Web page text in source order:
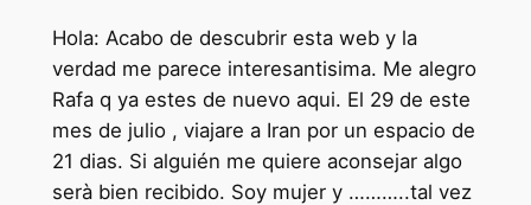
Hola: Acabo de descubrir esta web y la
verdad me parece interesantisima. Me alegro
Rafa q ya estes de nuevo aqui. El 29 de este
mes de julio , viajare a Iran por un espacio de
21 dias. Si alguién me quiere aconsejar algo
serà bien recibido. Soy mujer y ………..tal vez